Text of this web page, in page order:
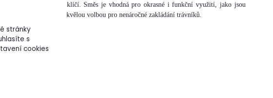
stránky
s
cookies
porostů a rychle klíčí. Směs je vhodná pro okrasné i funkční využití, jako jsou
plevelům je skvělou volbou pro nenáročné zakládání trávníků.